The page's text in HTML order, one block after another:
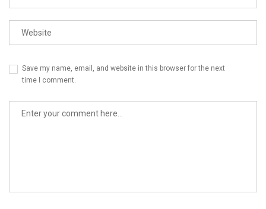
Save my name, email, and website in this browser for the next
time I comment.